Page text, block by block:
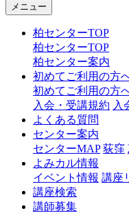
メニュー
柏センターTOP
柏センターTOP
柏センター案内
初めてご利用の方
初めてご利用の方
入会・受講規約 入
よくある質問
センター案内
センターMAP 荻窪
よみカル情報
イベント情報 講座
講座検索
講師募集